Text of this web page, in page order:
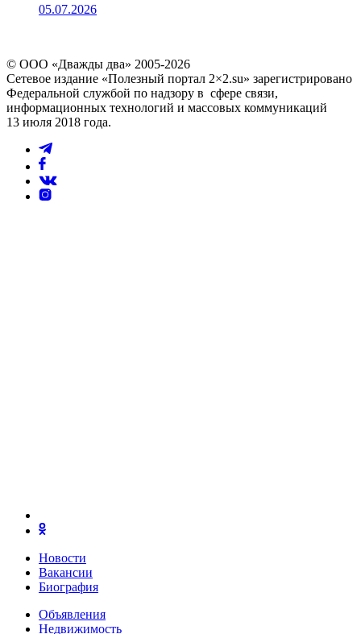
05.07.2026
© ООО «Дважды два» 2005-2026
Сетевое издание «Полезный портал 2×2.su» зарегистрировано
Федеральной службой по надзору в сфере связи,
информационных технологий и массовых коммуникаций
13 июля 2018 года.
Новости
Вакансии
Биография
Объявления
Недвижимость